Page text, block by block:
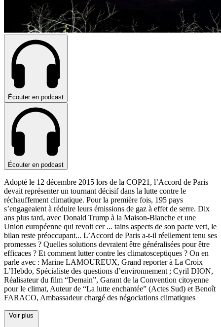
Écouter en podcast
Écouter en podcast
Adopté le 12 décembre 2015 lors de la COP21, l’Accord de Paris
devait représenter un tournant décisif dans la lutte contre le
réchauffement climatique. Pour la première fois, 195 pays
s’engageaient à réduire leurs émissions de gaz à effet de serre. Dix
ans plus tard, avec Donald Trump à la Maison-Blanche et une
Union européenne qui revoit cer ... tains aspects de son pacte vert, le
bilan reste préoccupant... L’Accord de Paris a-t-il réellement tenu ses
promesses ? Quelles solutions devraient être généralisées pour être
efficaces ? Et comment lutter contre les climatosceptiques ? On en
parle avec : Marine LAMOUREUX, Grand reporter à La Croix
L’Hebdo, Spécialiste des questions d’environnement ; Cyril DION,
Réalisateur du film “Demain”, Garant de la Convention citoyenne
pour le climat, Auteur de “La lutte enchantée” (Actes Sud) et Benoît
FARACO, Ambassadeur chargé des négociations climatiques
Voir plus